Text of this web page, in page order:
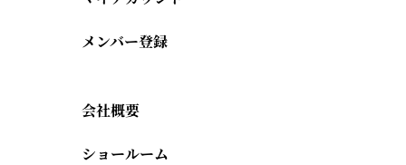
メンバー登録
会社概要
ショールーム